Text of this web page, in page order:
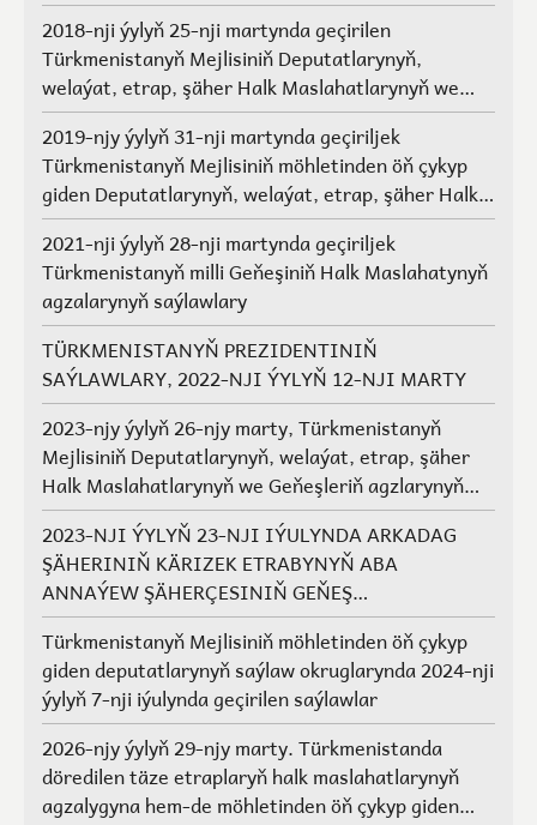
2018-nji ýylyň 25-nji martynda geçirilen
Türkmenistanyň Mejlisiniň Deputatlarynyň,
welaýat, etrap, şäher Halk Maslahatlarynyň we
Geňeşleriň agzalarynyň saýlawlary.
2019-njy ýylyň 31-nji martynda geçiriljek
Türkmenistanyň Mejlisiniň möhletinden öň çykyp
giden Deputatlarynyň, welaýat, etrap, şäher Halk
Maslahatlarynyň we Geňeşleriň agzalarynyň ýerine
saýlawlar
2021-nji ýylyň 28-nji martynda geçiriljek
Türkmenistanyň milli Geňeşiniň Halk Maslahatynyň
agzalarynyň saýlawlary
TÜRKMENISTANYŇ PREZIDENTINIŇ
SAÝLAWLARY, 2022-NJI ÝYLYŇ 12-NJI MARTY
2023-njy ýylyň 26-njy marty, Türkmenistanyň
Mejlisiniň Deputatlarynyň, welaýat, etrap, şäher
Halk Maslahatlarynyň we Geňeşleriň agzlarynyň
saýlawlary
2023-NJI ÝYLYŇ 23-NJI IÝULYNDA ARKADAG
ŞÄHERINIŇ KÄRIZEK ETRABYNYŇ ABA
ANNAÝEW ŞÄHERÇESINIŇ GEŇEŞ
AGZALARYNYŇ SAÝLAWLARY
Türkmenistanyň Mejlisiniň möhletinden öň çykyp
giden deputatlarynyň saýlaw okruglarynda 2024-nji
ýylyň 7-nji iýulynda geçirilen saýlawlar
2026-njy ýylyň 29-njy marty. Türkmenistanda
döredilen täze etraplaryň halk maslahatlarynyň
agzalygyna hem-de möhletinden öň çykyp giden